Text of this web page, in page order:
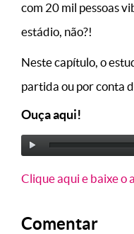
com 20 mil pessoas
estádio, não?!
Neste capítulo, o
partida ou por conta
Ouça aqui!
Clique aqui e baixe o
Comentar